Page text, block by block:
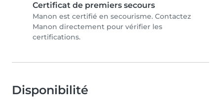
Certificat de premiers secours
Manon est certifié en secourisme. Contactez
Manon directement pour vérifier les
certifications.
Disponibilité